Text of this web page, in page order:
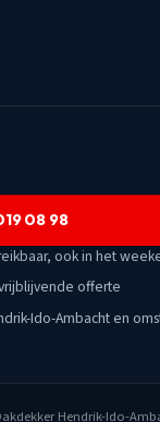
08 98
ook in het
offerte
Ido-Ambacht en
Hendrik-Ido-